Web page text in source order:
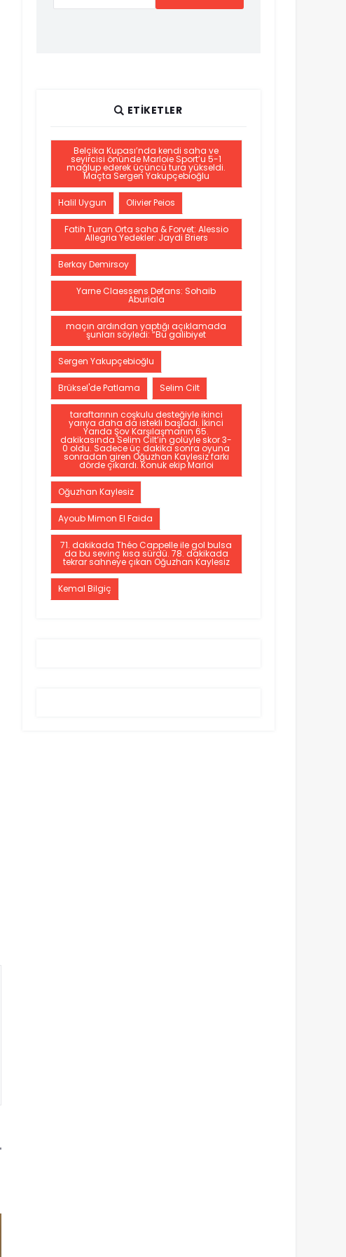
ETIKETLER
Belçika Kupası’nda kendi saha ve
seyircisi önünde Marloie Sport’u 5-1
mağlup ederek üçüncü tura yükseldi.
Maçta Sergen Yakupçebioğlu
Halil Uygun Olivier Peios
Fatih Turan Orta saha & Forvet: Alessio
Allegria Yedekler: Jaydi Briers
Berkay Demirsoy
Yarne Claessens Defans: Sohaib
Aburiala
maçın ardından yaptığı açıklamada
şunları söyledi: “Bu galibiyet
Sergen Yakupçebioğlu
Brüksel'de Patlama Selim Cilt
taraftarının coşkulu desteğiyle ikinci
yarıya daha da istekli başladı. İkinci
Yarıda Şov Karşılaşmanın 65.
dakikasında Selim Cilt’in golüyle skor 3-
0 oldu. Sadece üç dakika sonra oyuna
sonradan giren Oğuzhan Kaylesiz farkı
dörde çıkardı. Konuk ekip Marloi
Oğuzhan Kaylesiz
Ayoub Mimon El Faida
71. dakikada Théo Cappelle ile gol bulsa
da bu sevinç kısa sürdü. 78. dakikada
tekrar sahneye çıkan Oğuzhan Kaylesiz
Kemal Bilgiç